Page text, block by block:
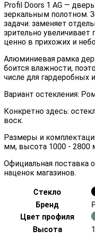
Profil Doors 1 AG —
зеркальным полотном.
задачи: заменяет
зрительно увеличивает
ценно в прихожих и
Алюминиевая рамка
боится влажности,
числе для гардеробных
Вариант остекления:
Конкретно здесь:
воск.
Размеры и
мм, высота 1000 -
Официальная поставка
наценок магазинов.
Стекло
Бренд
Цвет профиля
Высота